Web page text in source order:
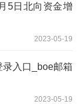
5日北向资金增
2023-05-19
入口_boe邮箱
2023-05-19